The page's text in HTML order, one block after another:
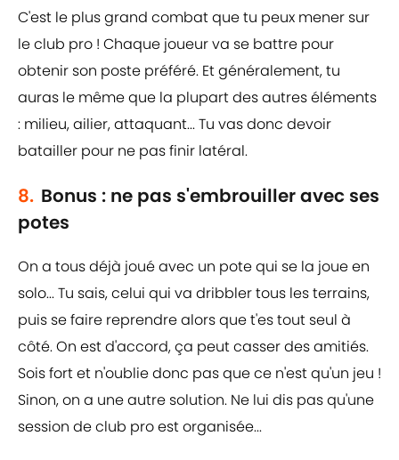
C'est le plus grand combat que tu peux mener sur
le club pro ! Chaque joueur va se battre pour
obtenir son poste préféré. Et généralement, tu
auras le même que la plupart des autres éléments
: milieu, ailier, attaquant... Tu vas donc devoir
batailler pour ne pas finir latéral.
8. Bonus : ne pas s'embrouiller avec ses
potes
On a tous déjà joué avec un pote qui se la joue en
solo... Tu sais, celui qui va dribbler tous les terrains,
puis se faire reprendre alors que t'es tout seul à
côté. On est d'accord, ça peut casser des amitiés.
Sois fort et n'oublie donc pas que ce n'est qu'un jeu !
Sinon, on a une autre solution. Ne lui dis pas qu'une
session de club pro est organisée...